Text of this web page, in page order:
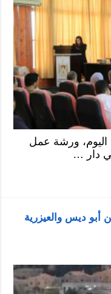
ورشة عمل
دار …
على 2640 دونما من أبو ديس والعيزرية